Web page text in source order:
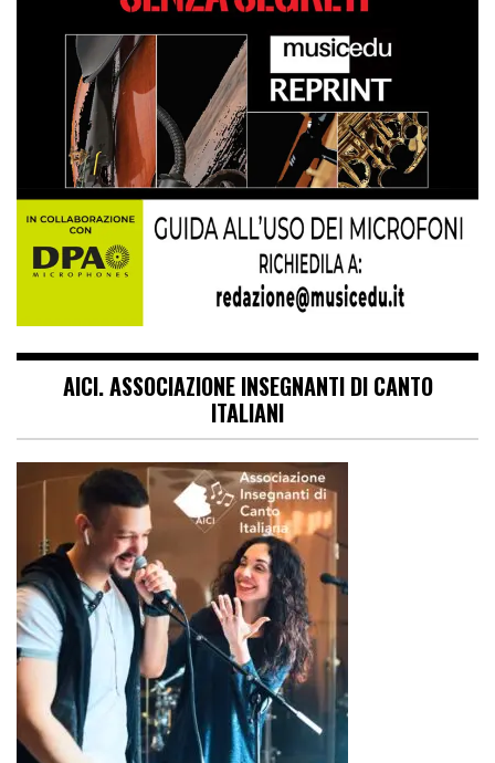
AICI. ASSOCIAZIONE INSEGNANTI DI CANTO
ITALIANI